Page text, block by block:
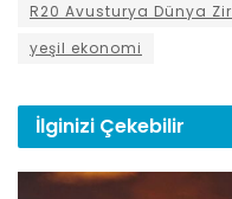
R20 Avusturya Dünya
yeşil ekonomi
İlginizi Çekebilir